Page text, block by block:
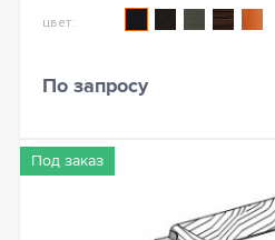
цвет:
По запросу
Под заказ